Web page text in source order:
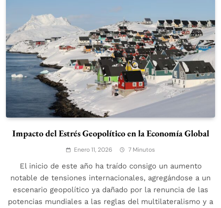
Impacto del Estrés Geopolítico en la Economía Global
Enero 11, 2026 7 Minutos
El inicio de este año ha traído consigo un aumento
notable de tensiones internacionales, agregándose a un
escenario geopolítico ya dañado por la renuncia de las
potencias mundiales a las reglas del multilateralismo y a